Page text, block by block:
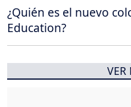
¿Quién es el nuevo
Education?
VER